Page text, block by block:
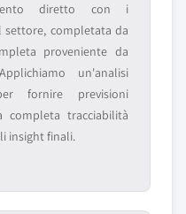
diretto con i
completata da
proveniente da
un'analisi
fornire previsioni
completa tracciabilità
insight finali.